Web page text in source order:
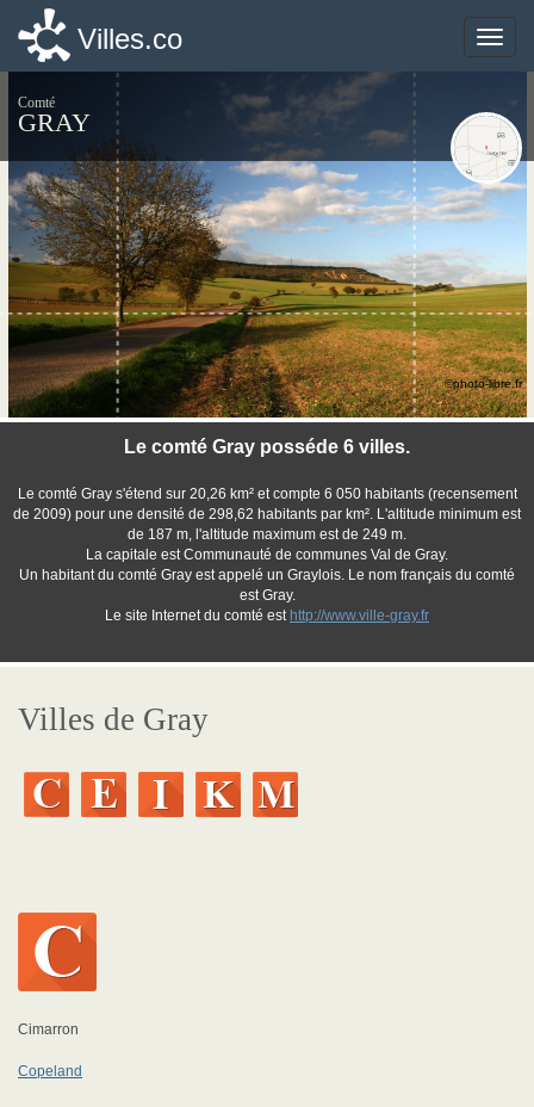
Toggle
Villes.co
Comté
GRAY
Le comté Gray posséde 6 villes.
Le comté Gray s'étend sur 20,26 km² et compte 6 050 habitants (recensement
de 2009) pour une densité de 298,62 habitants par km². L'altitude minimum est
de 187 m, l'altitude maximum est de 249 m.
La capitale est Communauté de communes Val de Gray.
Un habitant du comté Gray est appelé un Graylois. Le nom français du comté
est Gray.
Le site Internet du comté est http://www.ville-gray.fr
©photo-libre.fr
Villes de Gray
Cimarron
Copeland
Toggle
Villes.co